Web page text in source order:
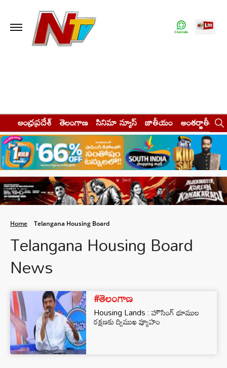
ఆంధ్రప్రదేశ్ తెలంగాణ సినిమా న్యూస్ జాతీయం అంతర్జాతీయం
Home Telangana Housing Board
Telangana Housing Board
News
#తెలంగాణ
Housing Lands : హౌసింగ్ భూముల
రక్షణకు ద్విముఖ వ్యూహం